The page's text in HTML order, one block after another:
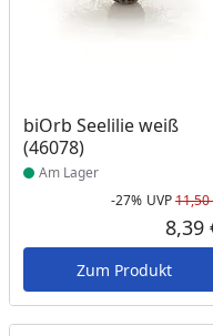
biOrb Seelilie weiß
(46078)
Produkt am Lager
Am Lager
-27% UVP11,50
8,39
Zum Produkt